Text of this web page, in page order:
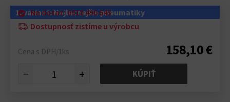
1. variant: Najlacnejšie pneumatiky
Na dotaz: 0918 490 645
Dostupnosť zistíme u výrobcu
Cena s DPH/1ks 158,10 €
− + KÚPIŤ